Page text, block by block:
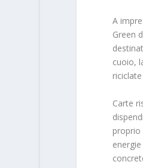
A
Green
cuoio,
Carte
proprio